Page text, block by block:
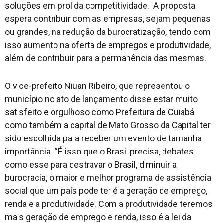
soluções em prol da competitividade. A proposta
espera contribuir com as empresas, sejam pequenas
ou grandes, na redução da burocratização, tendo com
isso aumento na oferta de empregos e produtividade,
além de contribuir para a permanência das mesmas.
O vice-prefeito Niuan Ribeiro, que representou o
município no ato de lançamento disse estar muito
satisfeito e orgulhoso como Prefeitura de Cuiabá
como também a capital de Mato Grosso da Capital ter
sido escolhida para receber um evento de tamanha
importância. “É isso que o Brasil precisa, debates
como esse para destravar o Brasil, diminuir a
burocracia, o maior e melhor programa de assistência
social que um país pode ter é a geração de emprego,
renda e a produtividade. Com a produtividade teremos
mais geração de emprego e renda, isso é a lei da